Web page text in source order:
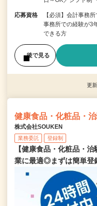
応募資格
【必須】会計事務
事務所での経験が3
できる方
後で見る
更
健康食品・化粧品・
株式会社SOUKEN
業務委託 登録制
【健康食品・化粧品・
業に最適◎まずは簡単登